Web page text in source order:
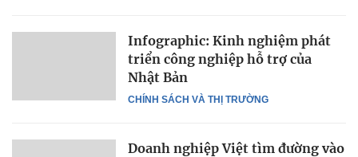
CHÍNH SÁCH VÀ THỊ TRƯỜNG
Infographic: Kinh nghiệm phát
triển công nghiệp hỗ trợ của
Nhật Bản
Doanh nghiệp Việt tìm đường vào